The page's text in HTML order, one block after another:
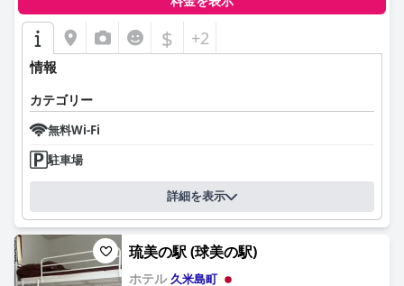
$ +2
情報
カテゴリー
無料Wi-Fi
駐車場
詳細を表示
琉美の駅 (球美の駅)
ホテル久米島町